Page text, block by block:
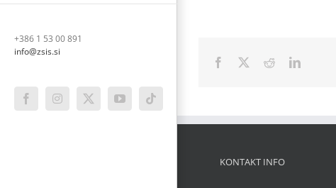
+386 1 53 00 891
info@zsis.si
FacebookInstagram
X YouTubeTiktok
Facebook RedditLinkedIn
KONTAKT INFO